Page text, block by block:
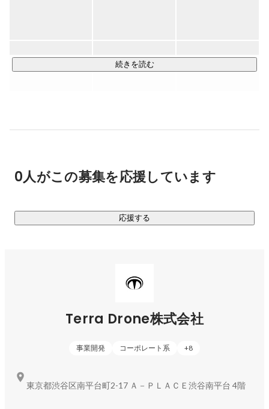
・ドローンや空飛ぶクルマの運航管理システム「Terra
続きを読む
0人がこの募集を応援しています
応援する
Terra Drone株式会社
事業開発 コーポレート系 +8
東京都渋谷区南平台町2-17 Ａ－ＰＬＡＣＥ渋谷南平台 4階